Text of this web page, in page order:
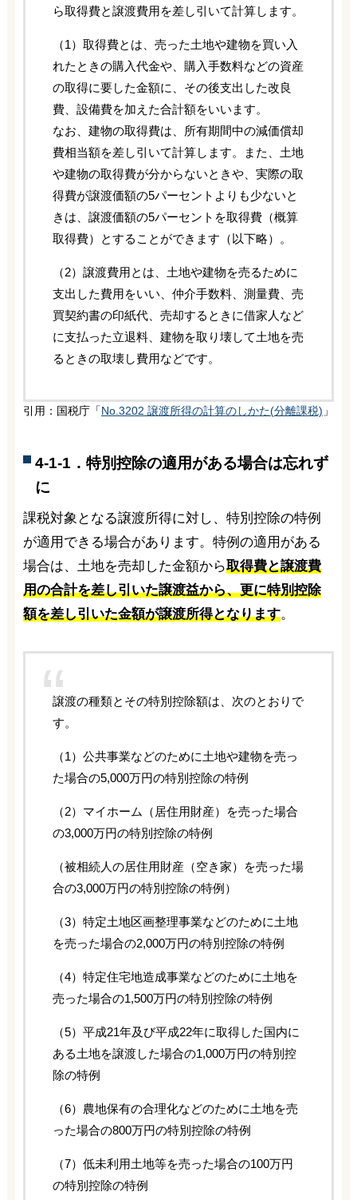
ら取得費と譲渡費用を差し引いて計算します。
（1）取得費とは、売った土地や建物を買い入
れたときの購入代金や、購入手数料などの資産
の取得に要した金額に、その後支出した改良
費、設備費を加えた合計額をいいます。
なお、建物の取得費は、所有期間中の減価償却
費相当額を差し引いて計算します。また、土地
や建物の取得費が分からないときや、実際の取
得費が譲渡価額の5パーセントよりも少ないと
きは、譲渡価額の5パーセントを取得費（概算
取得費）とすることができます（以下略）。
（2）譲渡費用とは、土地や建物を売るために
支出した費用をいい、仲介手数料、測量費、売
買契約書の印紙代、売却するときに借家人など
に支払った立退料、建物を取り壊して土地を売
るときの取壊し費用などです。
引用：国税庁「 No.3202 譲渡所得の計算のしかた(分離課税) 」
4-1-1．特別控除の適用がある場合は忘れず
に
課税対象となる譲渡所得に対し、特別控除の特例
が適用できる場合があります。特例の適用がある
場合は、土地を売却した金額から取得費と譲渡費
用の合計を差し引いた譲渡益から、更に特別控除
額を差し引いた金額が譲渡所得となります。
譲渡の種類とその特別控除額は、次のとおりで
す。
（1）公共事業などのために土地や建物を売っ
た場合の5,000万円の特別控除の特例
（2）マイホーム（居住用財産）を売った場合
の3,000万円の特別控除の特例
（被相続人の居住用財産（空き家）を売った場
合の3,000万円の特別控除の特例）
（3）特定土地区画整理事業などのために土地
を売った場合の2,000万円の特別控除の特例
（4）特定住宅地造成事業などのために土地を
売った場合の1,500万円の特別控除の特例
（5）平成21年及び平成22年に取得した国内に
ある土地を譲渡した場合の1,000万円の特別控
除の特例
（6）農地保有の合理化などのために土地を売
った場合の800万円の特別控除の特例
（7）低未利用土地等を売った場合の100万円
の特別控除の特例